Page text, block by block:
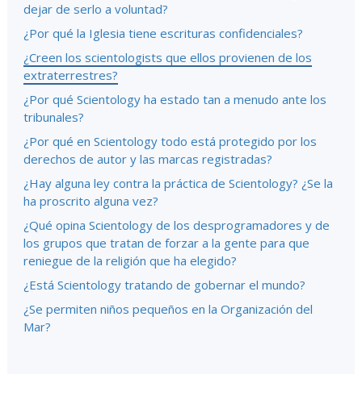
dejar de serlo a voluntad?
¿Por qué la Iglesia tiene escrituras confidenciales?
¿Creen los scientologists que ellos provienen de los
extraterrestres?
¿Por qué Scientology ha estado tan a menudo ante los
tribunales?
¿Por qué en Scientology todo está protegido por los
derechos de autor y las marcas registradas?
¿Hay alguna ley contra la práctica de Scientology? ¿Se la
ha proscrito alguna vez?
¿Qué opina Scientology de los desprogramadores y de
los grupos que tratan de forzar a la gente para que
reniegue de la religión que ha elegido?
¿Está Scientology tratando de gobernar el mundo?
¿Se permiten niños pequeños en la Organización del
Mar?